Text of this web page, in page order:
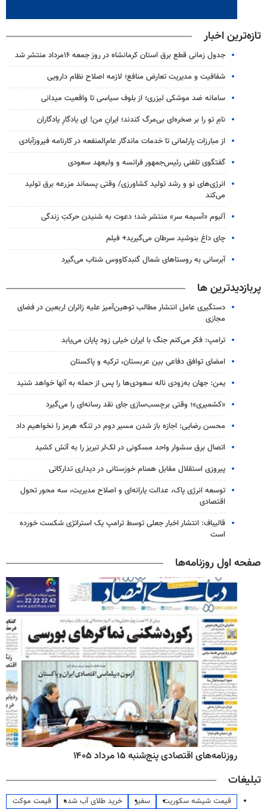
تازه‌ترین اخبار
جدول زمانی قطع برق استان کرمانشاه در روز جمعه ۱۶مرداد منتشر شد
شفافیت و مدیریت تعارض منافع؛ لازمه اصلاح نظام دارویی
سامانه ضد موشکی لیزری؛ از بلوف سیاسی تا واقعیت میدانی
نامِ تو را بر صخره‌ای بی‌مرگ کندند؛ ایرانِ من! ای یادگارِ یادگاران
از مبارزات پارلمانی تا خدمات ماندگار عام‌المنفعه در کارنامه فیروزآبادی
گفتگوی تلفنی رئیس‌جمهور فرانسه و ولیعهد سعودی
انرژی‌های نو و رشد تولید کشاورزی/ وقتی پسماند مزرعه‌ برق تولید
می‌کند
آلبوم «آسیمه سر» منتشر شد؛ دعوت به شنیدن حرکتِ زندگی
چای داغ بنوشید سرطان می‌گیرید+ فیلم
آبرسانی به روستاهای شمال گنبدکاووس شتاب می‌گیرد
پربازدیدترین ها
دستگیری عامل انتشار مطالب توهین‌آمیز علیه زائران اربعین در فضای
مجازی
ترامپ: فکر می‌کنم جنگ با ایران خیلی زود پایان می‌یابد
امضای توافق دفاعی بین عربستان، ترکیه و پاکستان
یمن: جهان به‌زودی ناله سعودی‌ها را پس از حمله به آنها خواهد شنید
«کشمیری»؛ وقتی برچسب‌سازی جای نقد رسانه‌ای را می‌گیرد
محسن رضایی: اجازه باز شدن مسیر دوم در تنگه هرمز را نخواهیم داد
اتصال برق سشوار واحد مسکونی در لک‌لر تبریز را به آتش کشید
پیروزی استقلال مقابل همنام خوزستانی در دیداری تدارکاتی
توسعه انرژی پاک، عدالت یارانه‌ای و اصلاح مدیریت، سه محور تحول
اقتصادی
قالیباف: انتشار اخبار جعلی توسط ترامپ یک استراتژی شکست خورده
است
صفحه اول روزنامه‌ها
روزنامه‌های اقتصادی پنج‌شنبه ۱۵ مرداد ۱۴۰۵
تبلیغات
قیمت شیشه سکوریت سفیر خرید طلای آب شده
قیمت موکت